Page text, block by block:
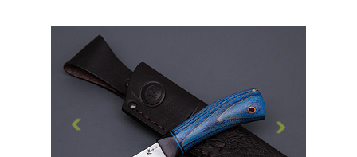
Общая длина, мм
Длина клинка, мм
Ширина клинка, мм
Толщина обуха, мм
Ширина рукояти, мм
27
Длина рукояти, мм
110